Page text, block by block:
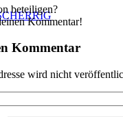
beteiligen?
Kommentar!
Kommentar
wird nicht